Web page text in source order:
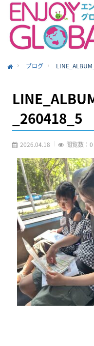
ブログ
_260418_5
2026.04.18 閲覧数：0